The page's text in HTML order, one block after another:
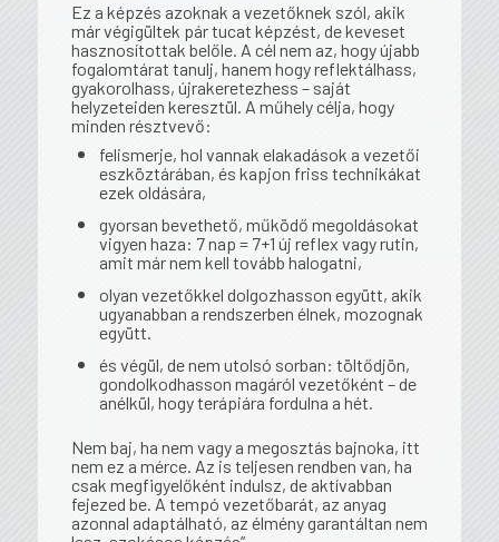
Ez a képzés azoknak a vezetőknek szól, akik
már végigültek pár tucat képzést, de keveset
hasznosítottak belőle. A cél nem az, hogy újabb
fogalomtárat tanulj, hanem hogy reflektálhass,
gyakorolhass, újrakeretezhess – saját
helyzeteiden keresztül. A műhely célja, hogy
minden résztvevő:
felismerje, hol vannak elakadások a vezetői
eszköztárában, és kapjon friss technikákat
ezek oldására,
gyorsan bevethető, működő megoldásokat
vigyen haza: 7 nap = 7+1 új reflex vagy rutin,
amit már nem kell tovább halogatni,
olyan vezetőkkel dolgozhasson együtt, akik
ugyanabban a rendszerben élnek, mozognak
együtt.
és végül, de nem utolsó sorban: töltődjön,
gondolkodhasson magáról vezetőként – de
anélkül, hogy terápiára fordulna a hét.
Nem baj, ha nem vagy a megosztás bajnoka, itt
nem ez a mérce. Az is teljesen rendben van, ha
csak megfigyelőként indulsz, de aktívabban
fejezed be. A tempó vezetőbarát, az anyag
azonnal adaptálható, az élmény garantáltan nem